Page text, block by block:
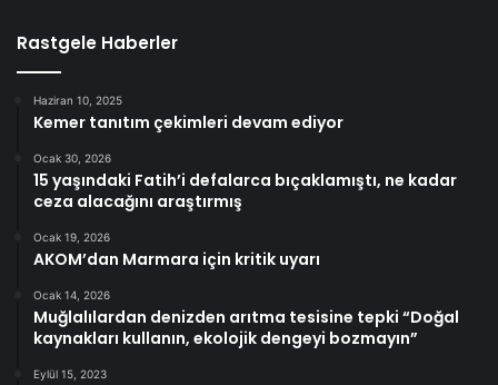
Rastgele Haberler
Haziran 10, 2025
Kemer tanıtım çekimleri devam ediyor
Ocak 30, 2026
15 yaşındaki Fatih’i defalarca bıçaklamıştı, ne kadar
ceza alacağını araştırmış
Ocak 19, 2026
AKOM’dan Marmara için kritik uyarı
Ocak 14, 2026
Muğlalılardan denizden arıtma tesisine tepki “Doğal
kaynakları kullanın, ekolojik dengeyi bozmayın”
Eylül 15, 2023